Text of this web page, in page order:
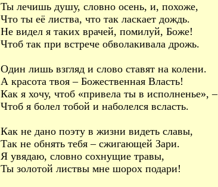
Ты лечишь душу, словно осень, и, похоже,
Что ты её листва, что так ласкает дождь.
Не видел я таких врачей, помилуй, Боже!
Чтоб так при встрече обволакивала дрожь.
Один лишь взгляд и слово ставят на колени.
А красота твоя – Божественная Власть!
Как я хочу, чтоб «привела ты в исполненье», –
Чтоб я болел тобой и наболелся всласть.
Как не дано поэту в жизни видеть славы,
Так не обнять тебя – сжигающей Зари.
Я увядаю, словно сохнущие травы,
Ты золотой листвы мне шорох подари!